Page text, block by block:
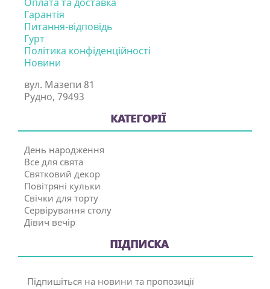
Гарантія
Питання-відповідь
Гурт
Політика конфіденційності
Новини
вул. Мазепи 81
Рудно, 79493
КАТЕГОРІЇ
День народження
Все для свята
Святковий декор
Повітряні кульки
Свічки для торту
Сервірування столу
Дівич вечір
ПІДПИСКА
Підпишіться на новини та пропозиції